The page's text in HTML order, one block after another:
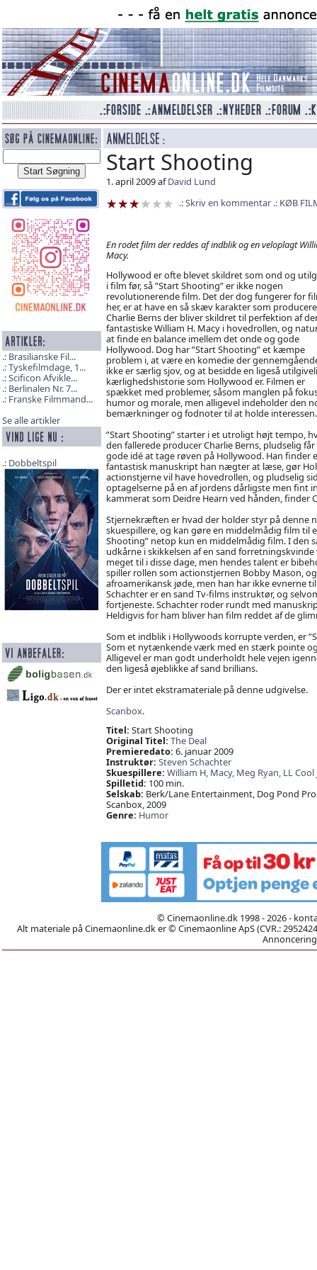
Brasilianske Fil...
Tyskefilmdage, 1...
Scificon Afvikle...
Berlinalen Nr. 7...
Franske Filmmand...
Se alle artikler
Dobbeltspil
Start Shooting
1. april 2009 afDavid Lund
Skriv en kommentar
KØB
En rodet film der reddes af indblik og en veloplagt
Macy.
Hollywood er ofte blevet skildret som ond og
i film før, så ”Start Shooting” er ikke nogen
revolutionerende film. Det der dog fungerer for
her, er at have en så skæv karakter som
Charlie Berns der bliver skildret til perfektion af
fantastiske William H. Macy i hovedrollen, og
at finde en balance imellem det onde og gode
Hollywood. Dog har ”Start Shooting” et kæmpe
problem i, at være en komedie der
ikke er særlig sjov, og at besidde en ligeså
kærlighedshistorie som Hollywood er. Filmen er
spækket med problemer, såsom manglen på
humor og morale, men alligevel indeholder den
bemærkninger og fodnoter til at holde interessen.
”Start Shooting” starter i et utroligt højt tempo,
den fallerede producer Charlie Berns, pludselig
gode idé at tage røven på Hollywood. Han finder
fantastisk manuskript han nægter at læse, gør
actionstjerne vil have hovedrollen, og pludselig
optagelserne på en af jordens dårligste men fint
kammerat som Deidre Hearn ved hånden, finder
Stjernekræften er hvad der holder styr på denne
skuespillere, og kan gøre en middelmådig film
Shooting” netop kun en middelmådig film. I den
udkårne i skikkelsen af en sand
meget til i disse dage, men hendes talent er
spiller rollen som actionstjernen Bobby Mason,
afroamerikansk jøde, men han har ikke evnerne
Schachter er en sand Tv-films instruktør, og
fortjeneste. Schachter roder rundt med
Heldigvis for ham bliver han film reddet af de
Som et indblik i Hollywoods korrupte verden, er
Som et nytænkende værk med en stærk pointe
Alligevel er man godt underholdt hele vejen
den ligeså øjeblikke af sand brillians.
Der er intet ekstramateriale på denne udgivelse.
Scanbox.
Titel: Start Shooting
Original Titel: The Deal
Premieredato: 6. januar 2009
Instruktør: Steven Schachter
Skuespillere: William H, Macy, Meg Ryan, LL Cool
Spilletid: 100 min.
Selskab: Berk/Lane Entertainment, Dog Pond
Scanbox, 2009
Genre: Humor
© Cinemaonline.dk 1998 - 2026 -
Alt materiale på Cinemaonline.dk er © Cinemaonline ApS (CVR.: